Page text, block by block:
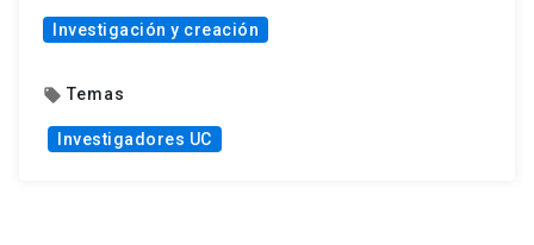
Investigación y creación
local_offer Temas
Investigadores UC